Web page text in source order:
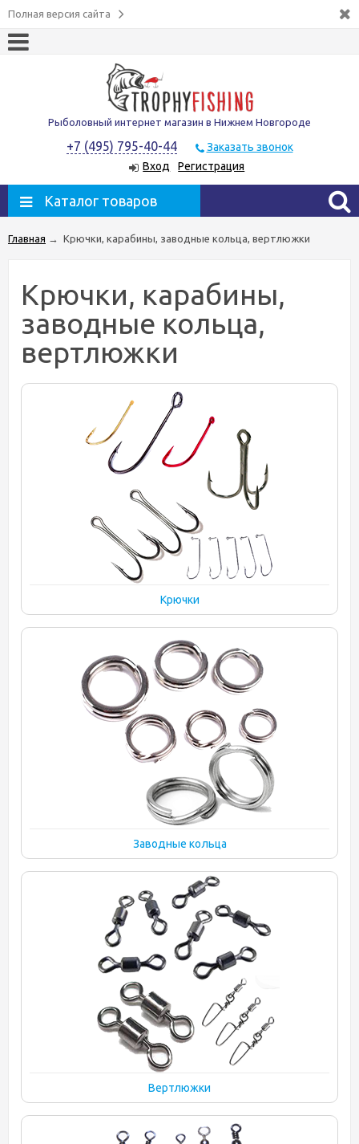
Полная версия сайта
Рыболовный интернет магазин в Нижнем Новгороде
+7 (495) 795-40-44
Заказать звонок
Вход
Регистрация
Каталог товаров
Главная → Крючки, карабины, заводные кольца, вертлюжки
Крючки, карабины,
заводные кольца,
вертлюжки
Крючки
Заводные кольца
Вертлюжки